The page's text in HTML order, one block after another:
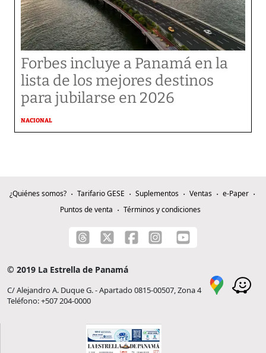
Forbes incluye a Panamá en la
lista de los mejores destinos
para jubilarse en 2026
NACIONAL
¿Quiénes somos? Tarifario GESE Suplementos Ventas
e-Paper
Puntos de venta
Términos y condiciones
© 2019 La Estrella de Panamá
C/ Alejandro A. Duque G. - Apartado 0815-00507, Zona 4
Teléfono: +507 204-0000